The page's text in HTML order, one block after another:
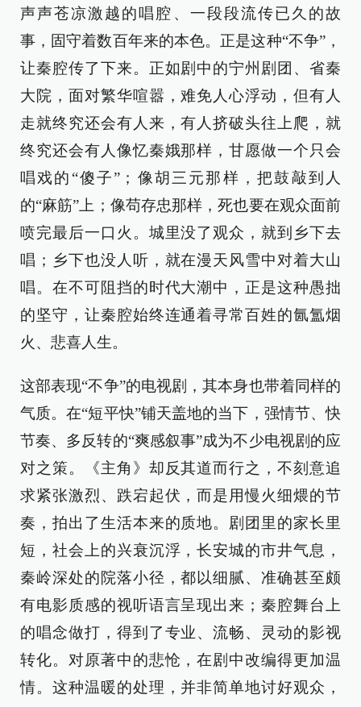
声声苍凉激越的唱腔、一段段流传已久的故
事，固守着数百年来的本色。正是这种“不争”，
让秦腔传了下来。正如剧中的宁州剧团、省秦
大院，面对繁华喧嚣，难免人心浮动，但有人
走就终究还会有人来，有人挤破头往上爬，就
终究还会有人像忆秦娥那样，甘愿做一个只会
唱戏的“傻子”；像胡三元那样，把鼓敲到人
的“麻筋”上；像苟存忠那样，死也要在观众面前
喷完最后一口火。城里没了观众，就到乡下去
唱；乡下也没人听，就在漫天风雪中对着大山
唱。在不可阻挡的时代大潮中，正是这种愚拙
的坚守，让秦腔始终连通着寻常百姓的氤氲烟
火、悲喜人生。
这部表现“不争”的电视剧，其本身也带着同样的
气质。在“短平快”铺天盖地的当下，强情节、快
节奏、多反转的“爽感叙事”成为不少电视剧的应
对之策。《主角》却反其道而行之，不刻意追
求紧张激烈、跌宕起伏，而是用慢火细煨的节
奏，拍出了生活本来的质地。剧团里的家长里
短，社会上的兴衰沉浮，长安城的市井气息，
秦岭深处的院落小径，都以细腻、准确甚至颇
有电影质感的视听语言呈现出来；秦腔舞台上
的唱念做打，得到了专业、流畅、灵动的影视
转化。对原著中的悲怆，在剧中改编得更加温
情。这种温暖的处理，并非简单地讨好观众，